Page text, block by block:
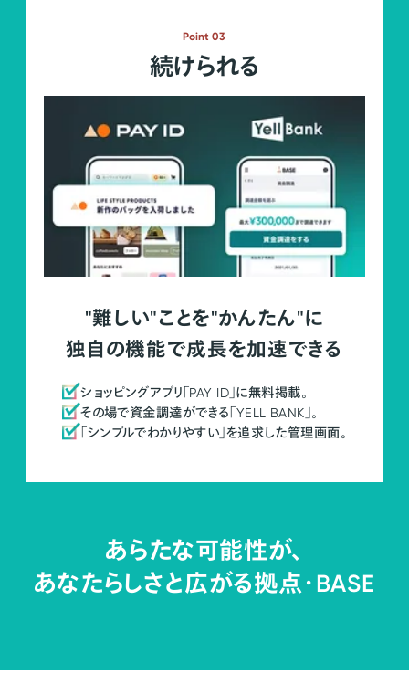
Point 03
続けられる
"難しい"ことを"かんたん"に
独自の機能で成長を加速できる
ショッピングアプリ「PAY ID」に無料掲載。
その場で資金調達ができる「YELL BANK」。
「シンプルでわかりやすい」を追求した管理画面。
あらたな可能性が、
あなたらしさと広がる拠点・BASE